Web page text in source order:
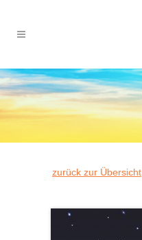
zurück zur Übersicht